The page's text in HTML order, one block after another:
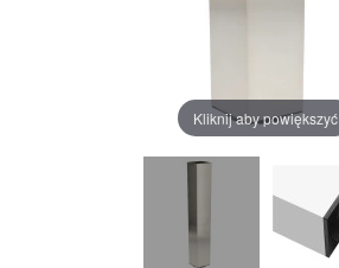
Kliknij aby powiększyć